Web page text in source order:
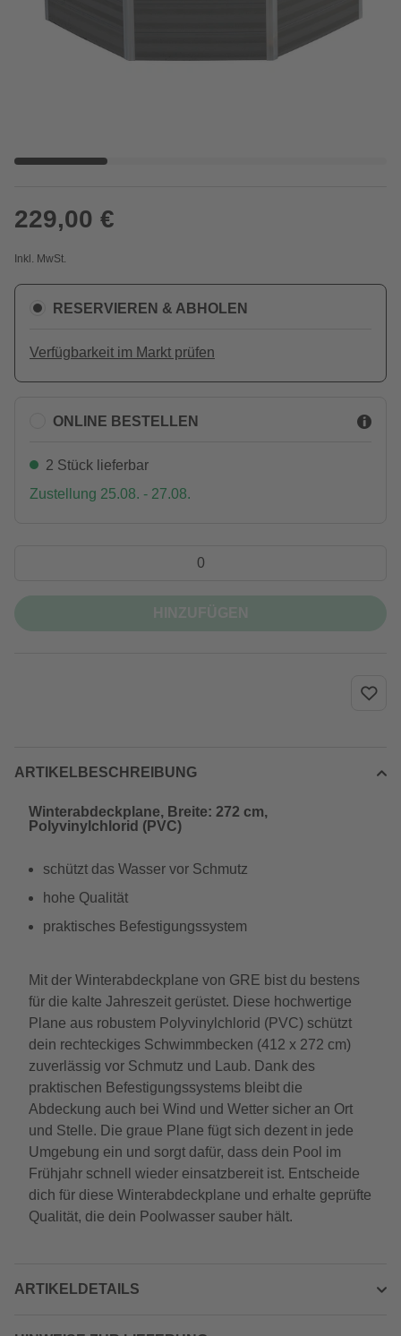
229,00 €
Inkl. MwSt.
RESERVIEREN & ABHOLEN
Verfügbarkeit im Markt prüfen
ONLINE BESTELLEN
2 Stück lieferbar
Zustellung 25.08. - 27.08.
ARTIKELBESCHREIBUNG
Winterabdeckplane, Breite: 272 cm,
Polyvinylchlorid (PVC)
schützt das Wasser vor Schmutz
hohe Qualität
praktisches Befestigungssystem
Mit der Winterabdeckplane von GRE bist du bestens
für die kalte Jahreszeit gerüstet. Diese hochwertige
Plane aus robustem Polyvinylchlorid (PVC) schützt
dein rechteckiges Schwimmbecken (412 x 272 cm)
zuverlässig vor Schmutz und Laub. Dank des
praktischen Befestigungssystems bleibt die
Abdeckung auch bei Wind und Wetter sicher an Ort
und Stelle. Die graue Plane fügt sich dezent in jede
Umgebung ein und sorgt dafür, dass dein Pool im
Frühjahr schnell wieder einsatzbereit ist. Entscheide
dich für diese Winterabdeckplane und erhalte geprüfte
Qualität, die dein Poolwasser sauber hält.
ARTIKELDETAILS